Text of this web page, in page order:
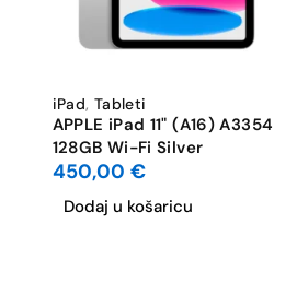
iPad, Tableti
APPLE iPad 11" (A16) A3354
128GB Wi-Fi Silver
450,00€
Dodaj u košaricu